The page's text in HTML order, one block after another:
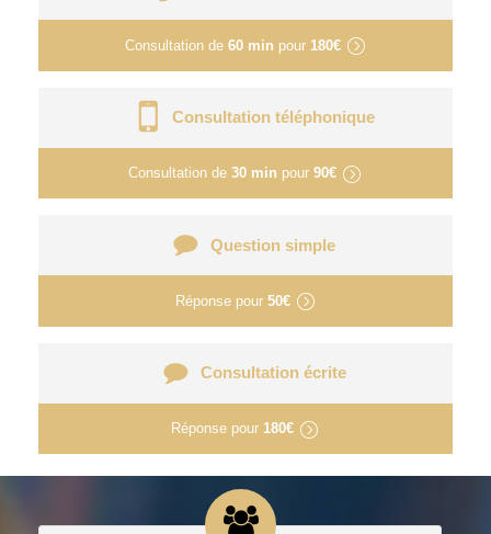
Consultation de 60 min pour 180€
Consultation téléphonique
Consultation de 30 min pour 90€
Question simple
Réponse pour 50€
Consultation écrite
Réponse pour 180€